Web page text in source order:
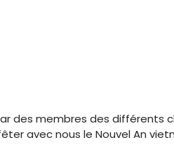
des membres des différents
avec nous le Nouvel An